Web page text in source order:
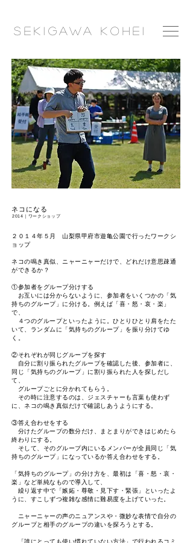
​Seki gawa Ko hei
ネコになる
2014｜ワークショップ
２０１４年５月 山梨県甲府市遊亀公園で行ったワークシ
ョップ
ネコの鳴き真似、ニャーニャーだけで、どれだけ意思疎通
ができるか？
①参加者をグループ分けする
お互いには分からないように、参加者をいくつかの「気
持ちのグループ」に分ける。例えば「喜・怒・哀・楽」
で、
４つのグループといったように。ひとりひとり肩をたた
いて、ランダムに「気持ちのグループ」を振り分けてゆ
く。
②それぞれが同じグループを探す
自分に割り振られたグループを確認した後、参加者に、
同じ「気持ちのグループ」に割り振られた人を探しだし
て、
グループごとに分かれてもらう。
その時に注意するのは、ジェスチャーも言葉も使わず
に、ネコの鳴き真似だけで確認しあうようにする。
③答え合わせをする
分けたグループの数分だけ、まとまりができはじめたら
終わりにする。
そして、そのグループ内にいるメンバーが全員同じ「気
持ちのグループ」になっているか答え合わせをする。
「気持ちのグループ」の分け方を、最初は「喜・怒・哀・
楽」など単純なもので導入して、
繰り返す中で「嫉妬・尊敬・見下す・緊張」といったよ
うに、すこしずつ複雑な感情に難易度を上げていった。
ニャーニャーの声のニュアンスや・微妙な表情で自分の
グループと相手のグループの違いを探ろうとする。
「誰にとっても使い慣れていない方法」で行われるコミ